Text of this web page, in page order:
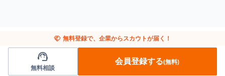
handshake 無料登録で、企業からスカウトが届く！
support_agent
無料相談
会員登録する(無料)